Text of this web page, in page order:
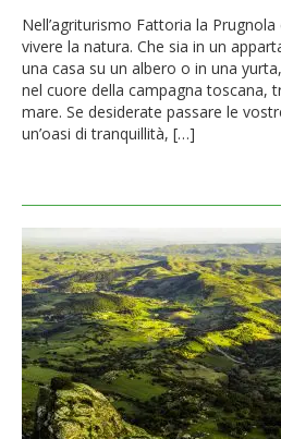
Nell’agriturismo Fattoria la
vivere la natura. Che sia in un
una casa su un albero o in una
nel cuore della campagna toscana,
mare. Se desiderate passare le
un’oasi di tranquillità, […]